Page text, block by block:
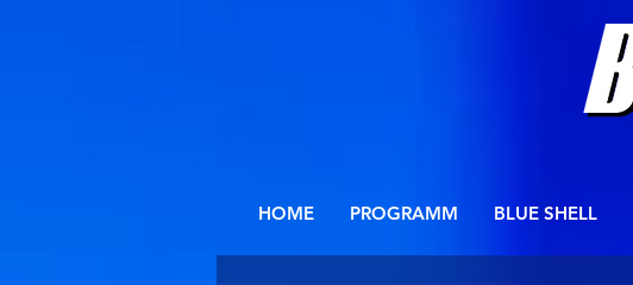
HOME PROGRAMM BLUE SHELL